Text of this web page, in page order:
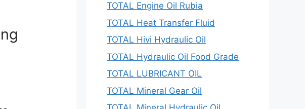
TOTAL Engine Oil Rubia
TOTAL Heat Transfer Fluid
TOTAL Hivi Hydraulic Oil
TOTAL Hydraulic Oil Food Grade
TOTAL LUBRICANT OIL
TOTAL Mineral Gear Oil